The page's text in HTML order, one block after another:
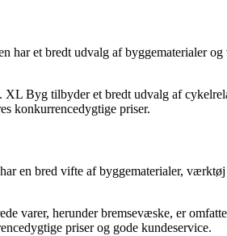
et bredt udvalg af byggematerialer
Byg tilbyder et bredt udvalg af
konkurrencedygtige priser.
en bred vifte af byggematerialer,
varer, herunder bremsevæske, er
priser og gode kundeservice.